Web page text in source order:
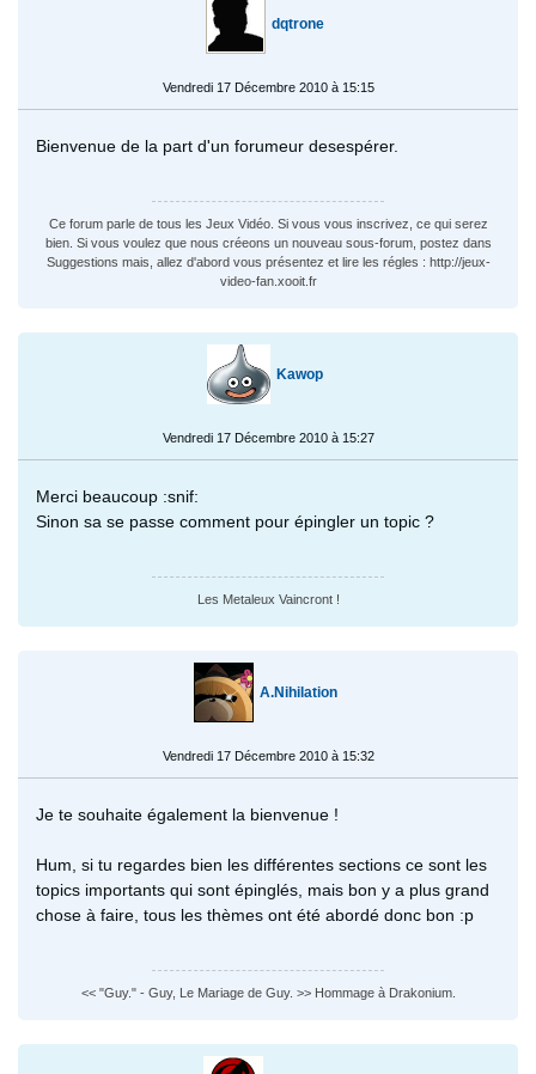
dqtrone
Vendredi 17 Décembre 2010 à 15:15
Bienvenue de la part d'un forumeur desespérer.
Ce forum parle de tous les Jeux Vidéo. Si vous vous inscrivez, ce qui serez
bien. Si vous voulez que nous créeons un nouveau sous-forum, postez dans
Suggestions mais, allez d'abord vous présentez et lire les régles : http://jeux-
video-fan.xooit.fr
Kawop
Vendredi 17 Décembre 2010 à 15:27
Merci beaucoup :snif:
Sinon sa se passe comment pour épingler un topic ?
Les Metaleux Vaincront !
A.Nihilation
Vendredi 17 Décembre 2010 à 15:32
Je te souhaite également la bienvenue !
Hum, si tu regardes bien les différentes sections ce sont les
topics importants qui sont épinglés, mais bon y a plus grand
chose à faire, tous les thèmes ont été abordé donc bon :p
<< "Guy." - Guy, Le Mariage de Guy. >> Hommage à Drakonium.